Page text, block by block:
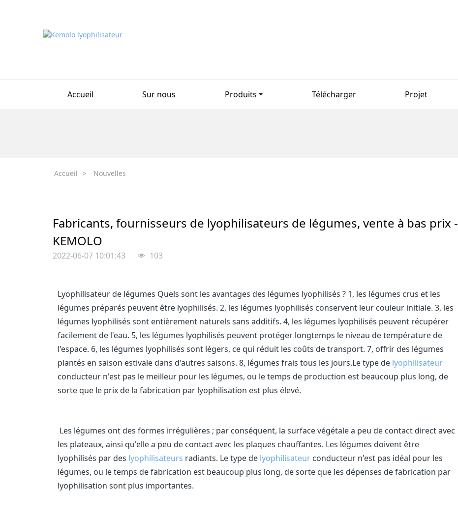
Accueil Sur nous Produits Télécharger Projet
Accueil > Nouvelles
Fabricants, fournisseurs de lyophilisateurs de légumes, vente à bas prix -
KEMOLO
2022-06-07 10:01:43 103
Lyophilisateur de légumes Quels sont les avantages des légumes lyophilisés ? 1, les légumes crus et les
légumes préparés peuvent être lyophilisés. 2, les légumes lyophilisés conservent leur couleur initiale. 3, les
légumes lyophilisés sont entièrement naturels sans additifs. 4, les légumes lyophilisés peuvent récupérer
facilement de l'eau. 5, les légumes lyophilisés peuvent protéger longtemps le niveau de température de
l'espace. 6, les légumes lyophilisés sont légers, ce qui réduit les coûts de transport. 7, offrir des légumes
plantés en saison estivale dans d'autres saisons. 8, légumes frais tous les jours.Le type de lyophilisateur
conducteur n'est pas le meilleur pour les légumes, ou le temps de production est beaucoup plus long, de
sorte que le prix de la fabrication par lyophilisation est plus élevé.
Les légumes ont des formes irrégulières ; par conséquent, la surface végétale a peu de contact direct avec
les plateaux, ainsi qu'elle a peu de contact avec les plaques chauffantes. Les légumes doivent être
lyophilisés par des lyophilisateurs radiants. Le type de lyophilisateur conducteur n'est pas idéal pour les
légumes, ou le temps de fabrication est beaucoup plus long, de sorte que les dépenses de fabrication par
lyophilisation sont plus importantes.